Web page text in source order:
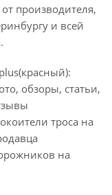
производителя,
и всей
обзоры, статьи,
троса на
на